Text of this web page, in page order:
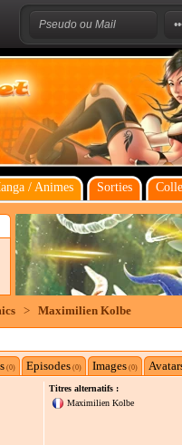
/ Animes Sorties
> Maximilien Kolbe
(0) Episodes (0) Images (0)
Titres alternatifs :
Maximilien Kolbe